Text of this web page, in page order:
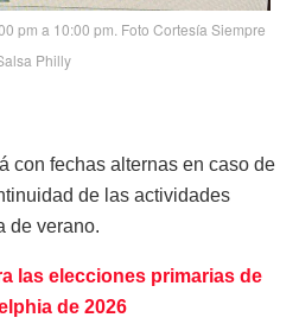
pm a 10:00 pm. Foto Cortesía Siempre
Philly
con fechas alternas en caso de
de las actividades
de verano.
las elecciones primarias de
de 2026